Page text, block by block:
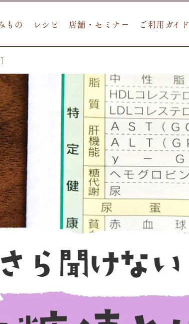
もの レシピ 店舗・セミナー ご利用ガイド